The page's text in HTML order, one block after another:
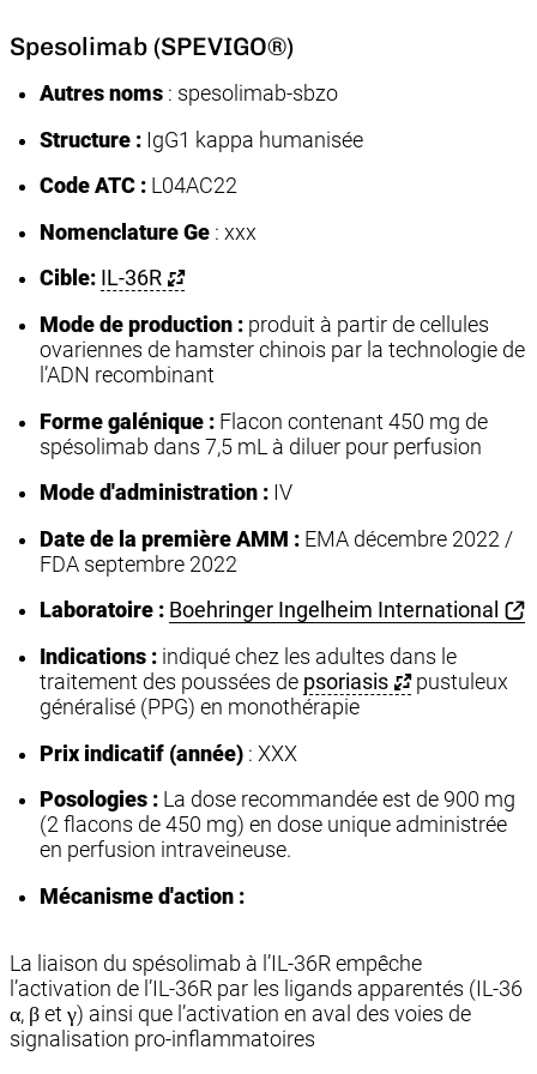
Spesolimab (SPEVIGO®)
Autres noms : spesolimab-sbzo
Structure : IgG1 kappa humanisée
Code ATC : L04AC22
Nomenclature Ge : xxx
Cible: IL-36R
Mode de production : produit à partir de cellules
ovariennes de hamster chinois par la technologie de
l’ADN recombinant
Forme galénique : Flacon contenant 450 mg de
spésolimab dans 7,5 mL à diluer pour perfusion
Mode d'administration : IV
Date de la première AMM : EMA décembre 2022 /
FDA septembre 2022
Laboratoire : Boehringer Ingelheim International
Indications : indiqué chez les adultes dans le
traitement des poussées de psoriasis
pustuleux
généralisé (PPG) en monothérapie
Prix indicatif (année) : XXX
Posologies : La dose recommandée est de 900 mg
(2 flacons de 450 mg) en dose unique administrée
en perfusion intraveineuse.
Mécanisme d'action :
La liaison du spésolimab à l’IL-36R empêche
l’activation de l’IL-36R par les ligands apparentés (IL-36
α, β et γ) ainsi que l’activation en aval des voies de
signalisation pro-inflammatoires